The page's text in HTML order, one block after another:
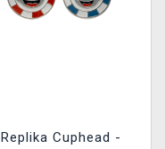
Replika Cuphead -